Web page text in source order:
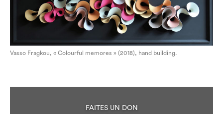
Vasso Fragkou, « Colourful memores » (2018), hand building.
FAITES UN DON